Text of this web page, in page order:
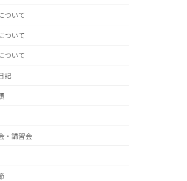
ついて
ついて
ついて
記
・講習会